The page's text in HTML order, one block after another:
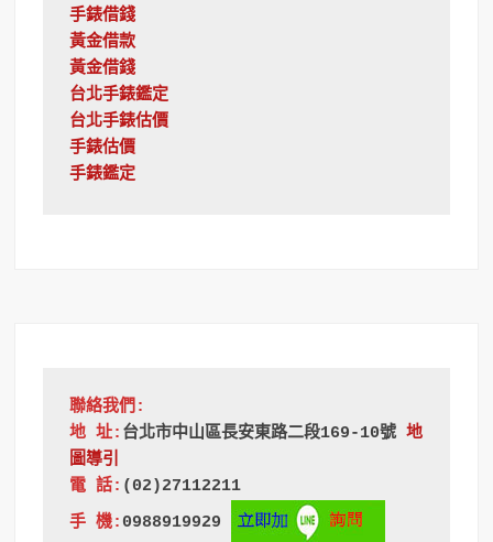
手錶借錢
黃金借款
黃金借錢
台北手錶鑑定
台北手錶估價
手錶估價
手錶鑑定
聯絡我們:
地 址: 台北市中山區長安東路二段169-10號 地
圖導引
電 話: (02)27112211
手 機: 0988919929